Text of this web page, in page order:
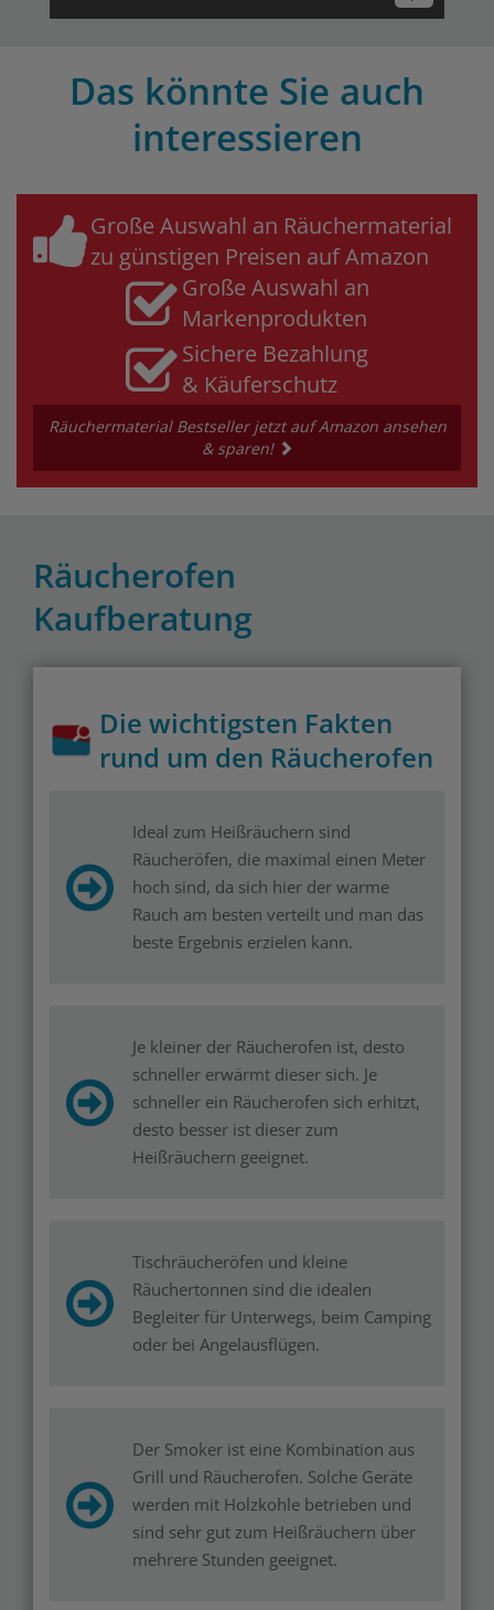
Das könnte Sie auch
interessieren
Große Auswahl an Räuchermaterial
zu günstigen Preisen auf Amazon
Große Auswahl an
Markenprodukten
Sichere Bezahlung
& Käuferschutz
Räuchermaterial Bestseller jetzt auf Amazon ansehen
& sparen!
Räucherofen
Kaufberatung
Die wichtigsten Fakten
rund um den Räucherofen
Ideal zum Heißräuchern sind
Räucheröfen, die maximal einen Meter
hoch sind, da sich hier der warme
Rauch am besten verteilt und man das
beste Ergebnis erzielen kann.
Je kleiner der Räucherofen ist, desto
schneller erwärmt dieser sich. Je
schneller ein Räucherofen sich erhitzt,
desto besser ist dieser zum
Heißräuchern geeignet.
Tischräucheröfen und kleine
Räuchertonnen sind die idealen
Begleiter für Unterwegs, beim Camping
oder bei Angelausflügen.
Der Smoker ist eine Kombination aus
Grill und Räucherofen. Solche Geräte
werden mit Holzkohle betrieben und
sind sehr gut zum Heißräuchern über
mehrere Stunden geeignet.